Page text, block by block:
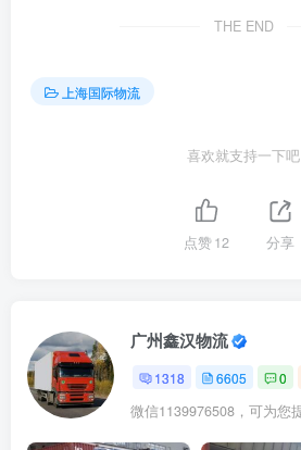
THE END
上海国际物流
喜欢就支持一下吧
点赞12 分享
广州鑫汉物流
1318 6605 0